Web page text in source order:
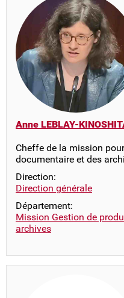
Anne LEBLAY-
Cheffe de la mission
documentaire et des
Direction:
Direction générale
Département:
Mission Gestion de
archives